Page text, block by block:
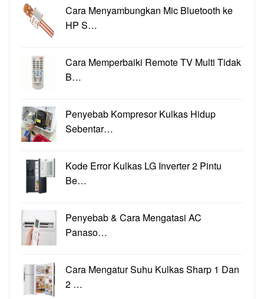
Cara Menyambungkan Mic Bluetooth ke
HP S…
Cara Memperbaiki Remote TV Multi Tidak
B…
Penyebab Kompresor Kulkas Hidup
Sebentar…
Kode Error Kulkas LG Inverter 2 Pintu
Be…
Penyebab & Cara Mengatasi AC
Panaso…
Cara Mengatur Suhu Kulkas Sharp 1 Dan
2 …